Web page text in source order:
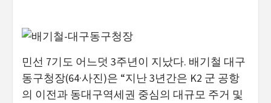
민선 7기도 어느덧 3주년이 지났다. 배기철 대구
동구청장(64·사진)은 “지난 3년간은 K2 군 공항
의 이전과 동대구역세권 중심의 대규모 주거 및